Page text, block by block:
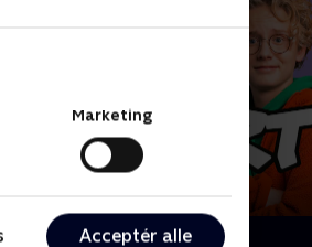
Marketing
Acceptér alle
(dansk tale)